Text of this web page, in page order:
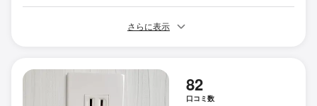
さらに表示
82
口コミ数